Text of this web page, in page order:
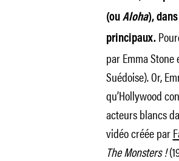
(ou Aloha),
principaux.
par Emma
Suédoise). Or,
qu’Hollywood
acteurs blancs
vidéo créée par
The Monsters !